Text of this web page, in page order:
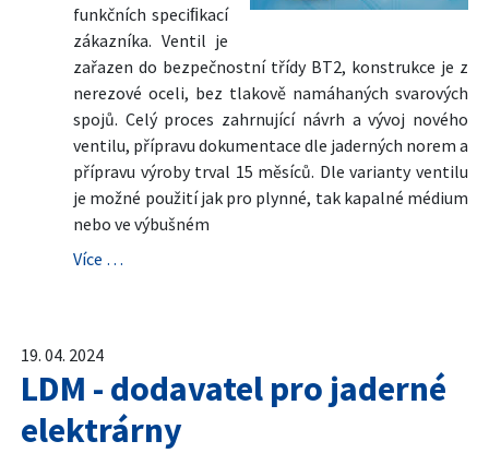
funkčních speciﬁkací
zákazníka. Ventil je
zařazen do bezpečnostní třídy BT2, konstrukce je z
nerezové oceli, bez tlakově namáhaných svarových
spojů. Celý proces zahrnující návrh a vývoj nového
ventilu, přípravu dokumentace dle jaderných norem a
přípravu výroby trval 15 měsíců. Dle varianty ventilu
je možné použití jak pro plynné, tak kapalné médium
nebo ve výbušném
Více …
19. 04. 2024
LDM - dodavatel pro jaderné
elektrárny